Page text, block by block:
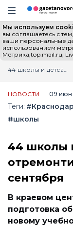
Информационный
Навигация сайта
Мы используем
вы соглашаетесь с
ваши персональные
использованием
Метрика,top.mail.ru,
Все новости
Главная
Лента
44 школы и детсада Краснодара отремонтируют капитально к 1 сентября
НОВОСТИ 09 июн
Теги: #Краснодар
#школы
44 школы
сентября
В краевом
подготовка
новому